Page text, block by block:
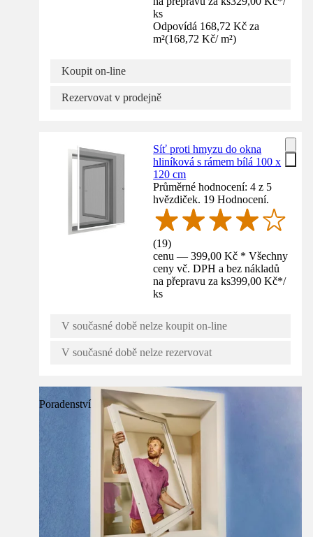
ks
Odpovídá 168,72 Kč za
m²(168,72 Kč/ m²)
Koupit on-line
Rezervovat v prodejně
Síť proti hmyzu do okna
hliníková s rámem bílá 100 x
120 cm
Průměrné hodnocení: 4 z 5
hvězdiček. 19 Hodnocení.
(19)
cenu — 399,00 Kč * Všechny
ceny vč. DPH a bez nákladů
na přepravu za ks399,00 Kč*/
ks
V současné době nelze koupit on-line
V současné době nelze rezervovat
Poradenství